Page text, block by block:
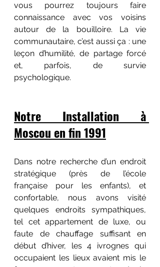
vous pourrez toujours faire
connaissance avec vos voisins
autour de la bouilloire. La vie
communautaire, c’est aussi ça : une
leçon d’humilité, de partage forcé
et, parfois, de survie
psychologique.
Notre Installation à
Moscou en fin 1991
Dans notre recherche d’un endroit
stratégique (près de l’école
française pour les enfants), et
confortable, nous avons visité
quelques endroits sympathiques,
tel cet appartement de luxe, ou
faute de chauffage suffisant en
début d’hiver, les 4 ivrognes qui
occupaient les lieux avaient mis le